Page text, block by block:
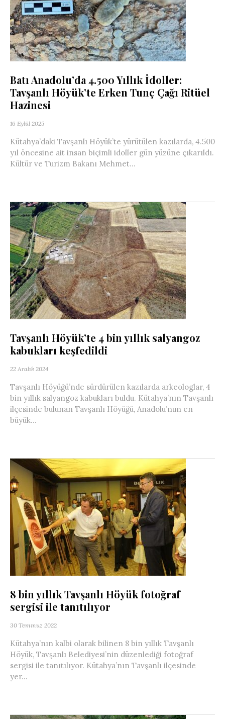
Batı Anadolu’da 4.500 Yıllık İdoller:
Tavşanlı Höyük’te Erken Tunç Çağı Ritüel
Hazinesi
16 Eylül 2025
Kütahya’daki Tavşanlı Höyük’te yürütülen kazılarda, 4.500
yıl öncesine ait insan biçimli idoller gün yüzüne çıkarıldı.
Kültür ve Turizm Bakanı Mehmet...
Tavşanlı Höyük’te 4 bin yıllık salyangoz
kabukları keşfedildi
22 Aralık 2024
Tavşanlı Höyüğü’nde sürdürülen kazılarda arkeologlar, 4
bin yıllık salyangoz kabukları buldu. Kütahya’nın Tavşanlı
ilçesinde bulunan Tavşanlı Höyüğü, Anadolu’nun en
büyük...
8 bin yıllık Tavşanlı Höyük fotoğraf
sergisi ile tanıtılıyor
30 Temmuz 2022
Kütahya’nın kalbi olarak bilinen 8 bin yıllık Tavşanlı
Höyük, Tavşanlı Belediyesi’nin düzenlediği fotoğraf
sergisi ile tanıtılıyor. Kütahya’nın Tavşanlı ilçesinde
yer...